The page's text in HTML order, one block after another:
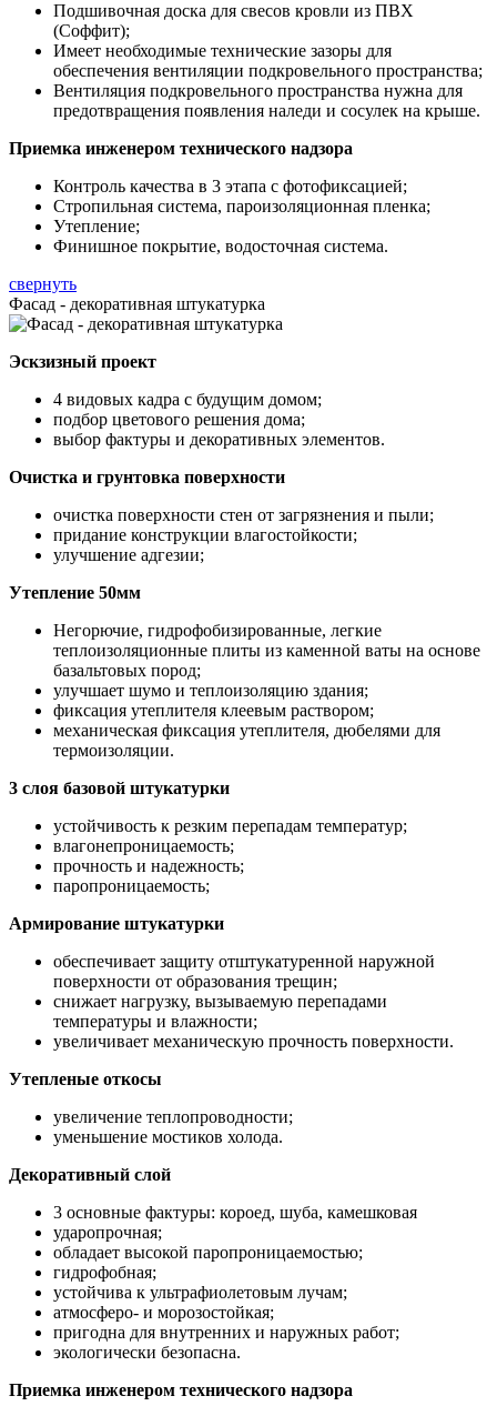
Подшивочная доска для свесов кровли из ПВХ
(Соффит);
Имеет необходимые технические зазоры для
обеспечения вентиляции подкровельного пространства;
Вентиляция подкровельного пространства нужна для
предотвращения появления наледи и сосулек на крыше.
Приемка инженером технического надзора
Контроль качества в 3 этапа с фотофиксацией;
Стропильная система, пароизоляционная пленка;
Утепление;
Финишное покрытие, водосточная система.
свернуть
Фасад - декоративная штукатурка
Эскзизный проект
4 видовых кадра с будущим домом;
подбор цветового решения дома;
выбор фактуры и декоративных элементов.
Очистка и грунтовка поверхности
очистка поверхности стен от загрязнения и пыли;
придание конструкции влагостойкости;
улучшение адгезии;
Утепление 50мм
Негорючие, гидрофобизированные, легкие
теплоизоляционные плиты из каменной ваты на основе
базальтовых пород;
улучшает шумо и теплоизоляцию здания;
фиксация утеплителя клеевым раствором;
механическая фиксация утеплителя, дюбелями для
термоизоляции.
3 слоя базовой штукатурки
устойчивость к резким перепадам температур;
влагонепроницаемость;
прочность и надежность;
паропроницаемость;
Армирование штукатурки
обеспечивает защиту отштукатуренной наружной
поверхности от образования трещин;
снижает нагрузку, вызываемую перепадами
температуры и влажности;
увеличивает механическую прочность поверхности.
Утепленые откосы
увеличение теплопроводности;
уменьшение мостиков холода.
Декоративный слой
3 основные фактуры: короед, шуба, камешковая
ударопрочная;
обладает высокой паропроницаемостью;
гидрофобная;
устойчива к ультрафиолетовым лучам;
атмосферо- и морозостойкая;
пригодна для внутренних и наружных работ;
экологически безопасна.
Приемка инженером технического надзора